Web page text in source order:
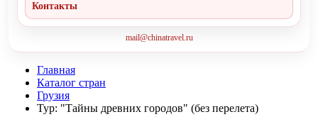
Контакты
mail@chinatravel.ru
Главная
Каталог стран
Грузия
Тур: "Тайны древних городов" (без перелета)